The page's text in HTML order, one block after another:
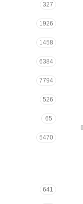
327
1926
1458
6384
7794
526
65
5470
641